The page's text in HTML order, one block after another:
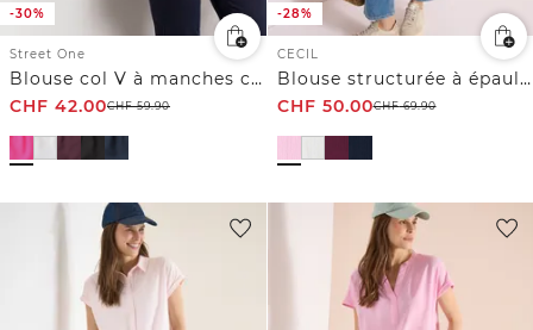
-30%
Street One
Blouse col V à manches courtes
CHF 42.00CHF59.90
-28%
CECIL
Blouse structurée à épaules tombantes
CHF 50.00CHF69.90